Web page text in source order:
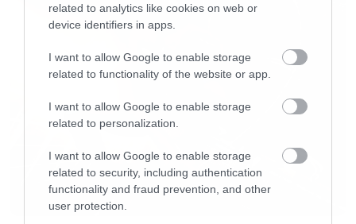
related to analytics like cookies on web or
device identifiers in apps.
I want to allow Google to enable storage
related to functionality of the website or app.
I want to allow Google to enable storage
related to personalization.
I want to allow Google to enable storage
related to security, including authentication
functionality and fraud prevention, and other
user protection.